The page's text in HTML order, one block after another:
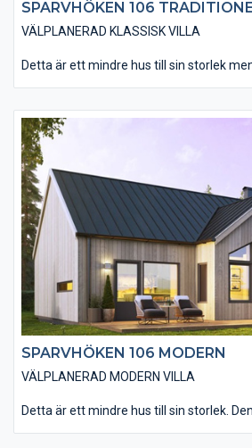
SPARVHÖKEN 106
VÄLPLANERAD KLASSISK VILLA
Detta är ett mindre hus till sin storlek
svensk villa. Modellen passar in i princip
in- och utvändigt andas den klassiska
planlösningen gör att huset rymmer allt
Vardagsrummet har en öppen
med tre stora glasdörrar som leder ut till
upp innertaket till nock i
ännu mer känsla av rymd i rummet.
sovrum, ett badrum och en separat
SPARVHÖKEN 106 MODERN
VÄLPLANERAD MODERN VILLA
Detta är ett mindre hus till sin storlek.